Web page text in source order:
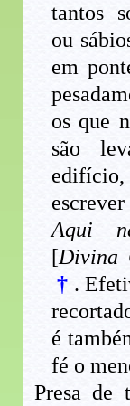
tantos
ou
em
os que
são
edifício,
Aqui
[Divina
† .
é
fé o
Presa de